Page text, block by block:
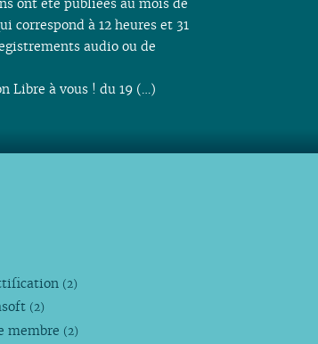
correspond à 12 heures et 31
audio ou de
Libre à vous ! du 19 (…)
(2)
(2)
membre (2)